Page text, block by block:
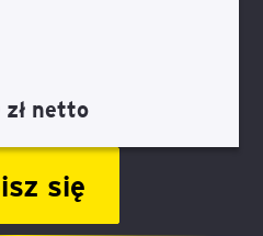
netto
się